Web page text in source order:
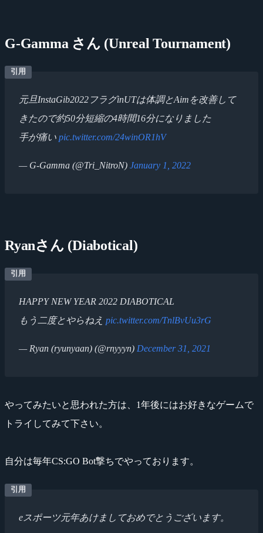
G-Gamma さん (Unreal Tournament)
元旦InstaGib2022フラグinUTは体調とAimを改善して
きたので約50分短縮の4時間16分になりました
手が痛い pic.twitter.com/24winOR1hV
— G-Gamma (@Tri_NitroN) January 1, 2022
Ryanさん (Diabotical)
HAPPY NEW YEAR 2022 DIABOTICAL
もう二度とやらねえ pic.twitter.com/TnlBvUu3rG
— Ryan (ryunyaan) (@rnyyyn) December 31, 2021
やってみたいと思われた方は、1年後にはお好きなゲームで
トライしてみて下さい。
自分は毎年CS:GO Bot撃ちでやっております。
eスポーツ元年あけましておめでとうございます。